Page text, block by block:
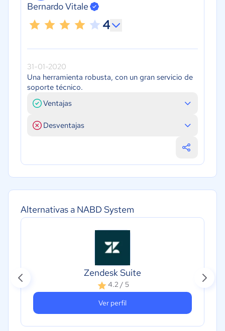
Alternativas a NABD System
Zendesk Suite
4.2 / 5
Ver perfil
Bernardo Vitale
4
31-01-2020
Una herramienta robusta, con un gran servicio de
soporte técnico.
Ventajas
Desventajas